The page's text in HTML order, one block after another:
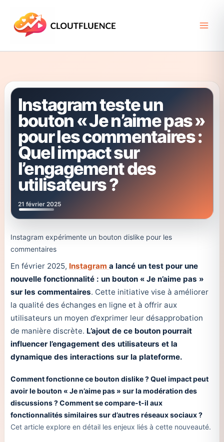
contenu
Instagram teste un
bouton « Je n’aime pas »
pour les commentaires :
Quel impact sur
l’engagement des
utilisateurs ?
21 février 2025
Instagram expérimente un bouton dislike pour les
commentaires
En février 2025, Instagram a lancé un test pour une
nouvelle fonctionnalité : un bouton « Je n’aime pas »
sur les commentaires. Cette initiative vise à améliorer
la qualité des échanges en ligne et à offrir aux
utilisateurs un moyen d’exprimer leur désapprobation
de manière discrète. L’ajout de ce bouton pourrait
influencer l’engagement des utilisateurs et la
dynamique des interactions sur la plateforme.
Comment fonctionne ce bouton dislike ? Quel impact peut
avoir le bouton « Je n’aime pas » sur la modération des
discussions ? Comment se compare-t-il aux
fonctionnalités similaires sur d’autres réseaux sociaux ?
Cet article explore en détail les enjeux liés à cette nouveauté.